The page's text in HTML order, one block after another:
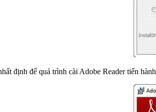
định để quá trình cài Adobe Reader tiến hành